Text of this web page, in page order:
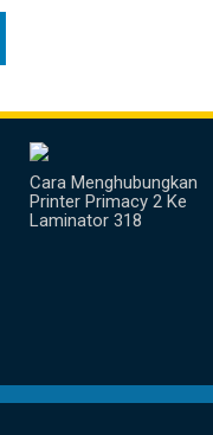
Cara Menghubungkan
Printer Primacy 2 Ke
Laminator 318